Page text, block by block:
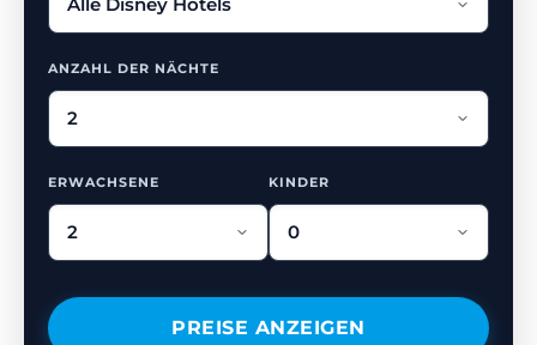
ANZAHL DER NÄCHTE
ERWACHSENE KINDER
PREISE ANZEIGEN